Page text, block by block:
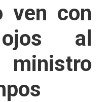
ven con
al